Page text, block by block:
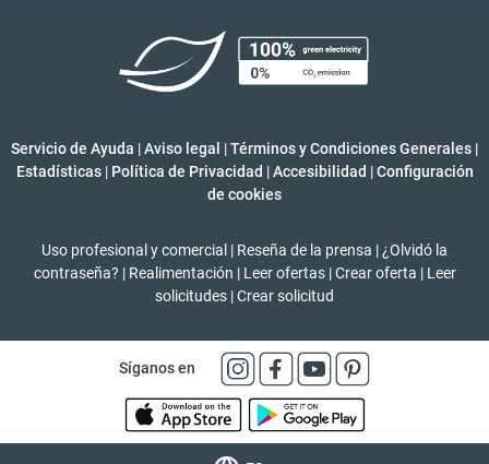
Servicio de Ayuda |Aviso legal |Términos y Condiciones Generales |
Estadísticas | Política de Privacidad | Accesibilidad | Configuración
de cookies
Uso profesional y comercial | Reseña de la prensa | ¿Olvidó la
contraseña? | Realimentación | Leer ofertas | Crear oferta | Leer
solicitudes |Crear solicitud
Síganos en